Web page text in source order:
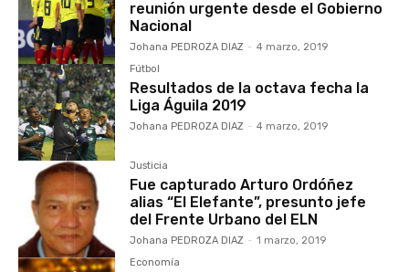
reunión urgente desde el Gobierno
Nacional
Johana PEDROZA DIAZ - 4 marzo, 2019
Fútbol
Resultados de la octava fecha la
Liga Águila 2019
Johana PEDROZA DIAZ - 4 marzo, 2019
Justicia
Fue capturado Arturo Ordóñez
alias “El Elefante”, presunto jefe
del Frente Urbano del ELN
Johana PEDROZA DIAZ - 1 marzo, 2019
Economía